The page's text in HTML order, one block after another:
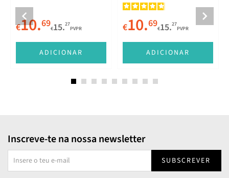
€10.69€15.27
PVPR
ADICIONAR
€10.69€15.27
PVPR
ADICIONAR
Inscreve-te na nossa newsletter
SUBSCREVER